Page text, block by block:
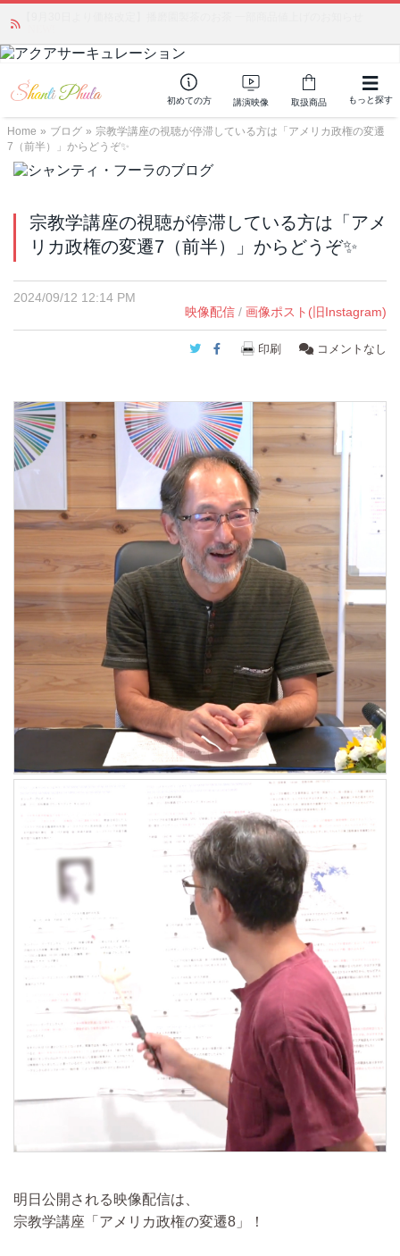
初めての方 講演映像 取扱商品 もっと探す
Home » ブログ » 宗教学講座の視聴が停滞している方は「アメリカ政権の変遷
7（前半）」からどうぞ✨
宗教学講座の視聴が停滞している方は「アメ
リカ政権の変遷7（前半）」からどうぞ✨
2024/09/12 12:14 PM
映像配信 / 画像ポスト(旧Instagram)
Twitter
Facebook
印刷 コメントなし
明日公開される映像配信は、
宗教学講座「アメリカ政権の変遷8」！